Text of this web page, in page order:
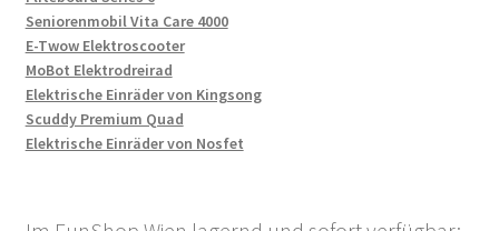
Seniorenmobil Vita Care 4000
E-Twow Elektroscooter
MoBot Elektrodreirad
Elektrische Einräder von Kingsong
Scuddy Premium Quad
Elektrische Einräder von Nosfet